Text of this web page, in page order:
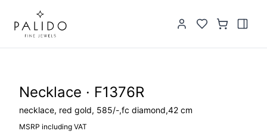
Necklace · F1376R
necklace, red gold, 585/-,fc diamond,42 cm
MSRP including VAT